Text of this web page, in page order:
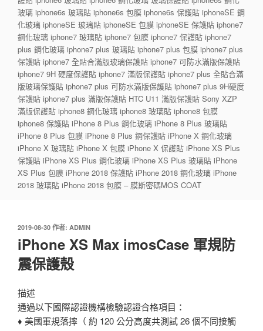
玻璃 iphone6s 玻璃貼 iphone6s 包膜 iphone6s 保護貼 iphoneSE 鋼
化玻璃 iphoneSE 玻璃貼 iphoneSE 包膜 iphoneSE 保護貼 iphone7
鋼化玻璃 iphone7 玻璃貼 iphone7 包膜 iphone7 保護貼 iphone7
plus 鋼化玻璃 iphone7 plus 玻璃貼 iphone7 plus 包膜 iphone7 plus
保護貼 iphone7 全貼合滿版玻璃保護貼 iphone7 可防水滿版保護貼
iphone7 9H 硬度保護貼 iphone7 滿版保護貼 iphone7 plus 全貼合滿
版玻璃保護貼 iphone7 plus 可防水滿版保護貼 iphone7 plus 9H硬度
保護貼 iphone7 plus 滿版保護貼 HTC U11 滿版保護貼 Sony XZP
滿版保護貼 iphone8 鋼化玻璃 iphone8 玻璃貼 iphone8 包膜
iphone8 保護貼 iPhone 8 Plus 鋼化玻璃 iPhone 8 Plus 玻璃貼
iPhone 8 Plus 包膜 iPhone 8 Plus 鋼保護貼 iPhone X 鋼化玻璃
iPhone X 玻璃貼 iPhone X 包膜 iPhone X 保護貼 iPhone XS Plus
保護貼 iPhone XS Plus 鋼化玻璃 iPhone XS Plus 玻璃貼 iPhone
XS Plus 包膜 iPhone 2018 保護貼 iPhone 2018 鋼化玻璃 iPhone
2018 玻璃貼 iPhone 2018 包膜 – 膜斯密碼MOS COAT
發
2019-08-30 作者: ADMIN
iPhone XS Max imosCase 軍規防
震保護殼
描述
通過以下國際認證機構檢驗認證合格項目：
♦ 美國軍規落摔（ 約 120 公分高度共測試 26 個不同接觸